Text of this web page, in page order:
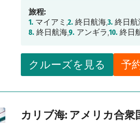
クルーズを見る 予
旅程:
1. マイアミ,2. 終日航海,3. 終日航
8. 終日航海,9. アンギラ,10. 終日
カリブ海: アメリカ合